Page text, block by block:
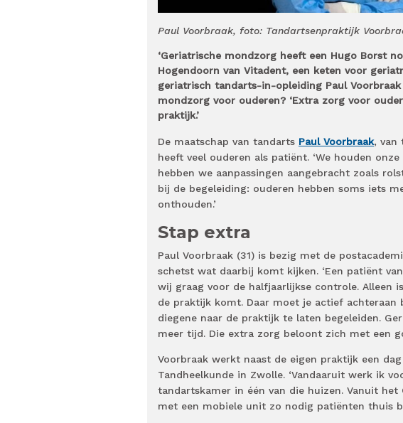
Paul Voorbraak, foto: Tandartsenpraktijk
‘Geriatrische mondzorg heeft een Hugo Borst
Hogendoorn van Vitadent, een keten voor
geriatrisch tandarts-in-opleiding Paul
mondzorg voor ouderen? ‘Extra zorg voor
praktijk.’
De maatschap van tandarts Paul Voorbraak, van
heeft veel ouderen als patiënt. ‘We houden
hebben we aanpassingen aangebracht zoals
bij de begeleiding: ouderen hebben soms iets
onthouden.’
Stap extra
Paul Voorbraak (31) is bezig met de
schetst wat daarbij komt kijken. ‘Een patiënt
wĳ graag voor de halfjaarlĳkse controle. Alleen
de praktijk komt. Daar moet je actief
diegene naar de praktijk te laten begeleiden.
meer tijd. Die extra zorg beloont zich met een
Voorbraak werkt naast de eigen praktijk een
Tandheelkunde in Zwolle. ‘Vandaaruit werk ik
tandartskamer in één van die huizen. Vanuit
met een mobiele unit zo nodig patiënten thuis